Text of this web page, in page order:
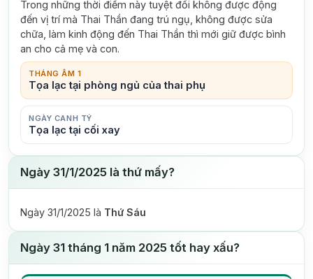
Trong những thời điểm này tuyệt đối không được động
đến vị trí mà Thai Thần đang trú ngụ, không được sửa
chữa, làm kinh động đến Thai Thần thì mới giữ được bình
an cho cả mẹ và con.
THÁNG ÂM 1
Tọa lạc tại phòng ngủ của thai phụ
NGÀY CANH TÝ
Tọa lạc tại cối xay
Ngày 31/1/2025 là thứ mấy?
Ngày 31/1/2025 là Thứ Sáu
Ngày 31 tháng 1 năm 2025 tốt hay xấu?